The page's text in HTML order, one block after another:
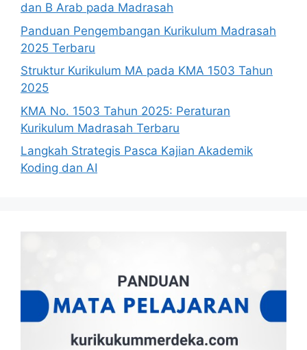
dan B Arab pada Madrasah
Panduan Pengembangan Kurikulum Madrasah
2025 Terbaru
Struktur Kurikulum MA pada KMA 1503 Tahun
2025
KMA No. 1503 Tahun 2025: Peraturan
Kurikulum Madrasah Terbaru
Langkah Strategis Pasca Kajian Akademik
Koding dan AI